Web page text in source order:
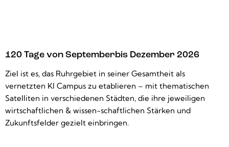
120 Tage von Septemberbis Dezember 2026
Ziel ist es, das Ruhrgebiet in seiner Gesamtheit als
vernetzten KI Campus zu etablieren – mit thematischen
Satelliten in verschiedenen Städten, die ihre jeweiligen
wirtschaftlichen & wissen-schaftlichen Stärken und
Zukunftsfelder gezielt einbringen.